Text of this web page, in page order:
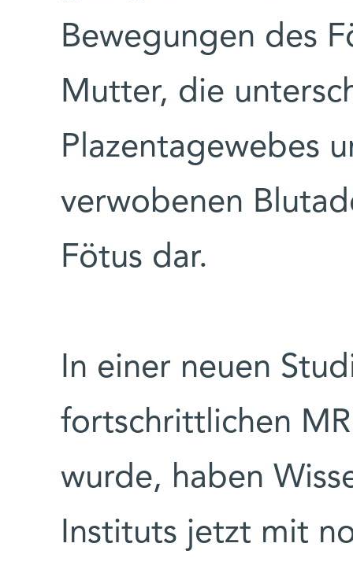
Bewegungen des
Mutter, die
Plazentagewebes
verwobenen
Fötus dar.
In einer neuen
fortschrittlichen
wurde, haben
Instituts jetzt mit